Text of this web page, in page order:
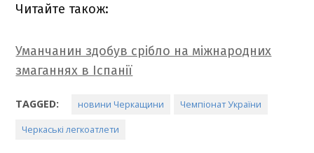
Читайте також:
Уманчанин здобув срібло на міжнародних
змаганнях в Іспанії
TAGGED: новини Черкащини Чемпіонат України
Черкаські легкоатлети